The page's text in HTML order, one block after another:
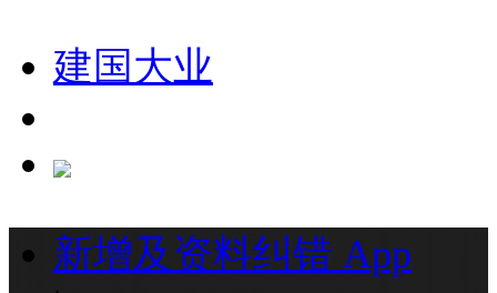
建国大业
新增及资料纠错 App